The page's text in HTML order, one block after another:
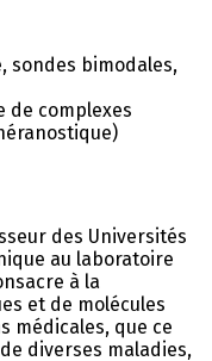
sondes bimodales,
de complexes
des Universités
au laboratoire
à la
et de molécules
médicales, que ce
diverses maladies,